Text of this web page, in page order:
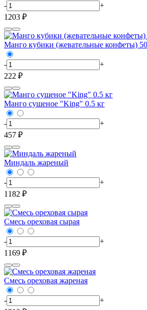
-
+
1203 ₽
Манго кубики (жевательные конфеты)
-
+
222 ₽
Манго сушеное "King" 0.5 кг
-
+
457 ₽
Миндаль жареный
-
+
1182 ₽
Смесь ореховая сырая
-
+
1169 ₽
Смесь ореховая жареная
-
+